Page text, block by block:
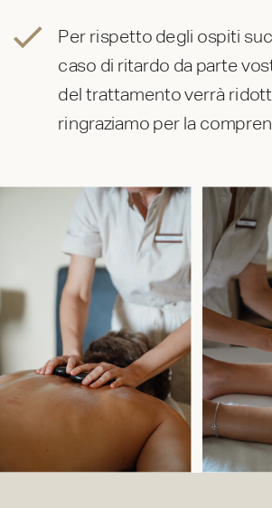
Per rispetto degli ospiti
caso di ritardo da parte
del trattamento verrà
ringraziamo per la